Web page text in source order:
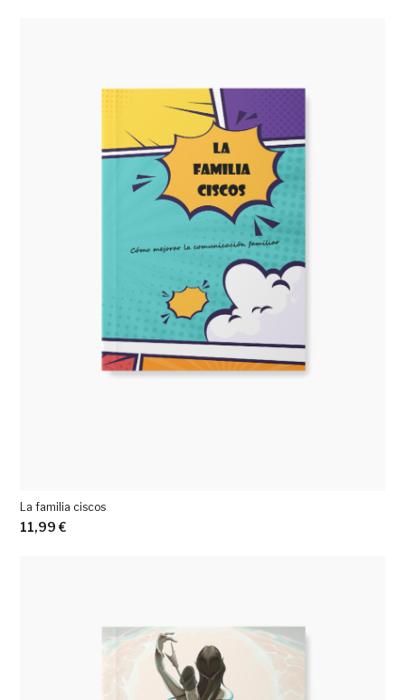
La familia ciscos
11,99€